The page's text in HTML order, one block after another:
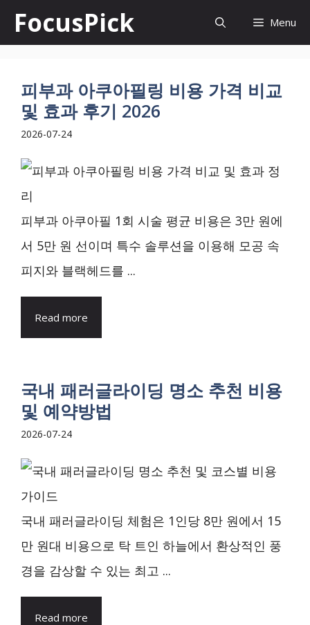
FocusPick Menu
피부과 아쿠아필링 비용 가격 비교
및 효과 후기 2026
2026-07-24
피부과 아쿠아필 1회 시술 평균 비용은 3만 원에
서 5만 원 선이며 특수 솔루션을 이용해 모공 속
피지와 블랙헤드를 ...
Read more
국내 패러글라이딩 명소 추천 비용
및 예약방법
2026-07-24
국내 패러글라이딩 체험은 1인당 8만 원에서 15
만 원대 비용으로 탁 트인 하늘에서 환상적인 풍
경을 감상할 수 있는 최고 ...
Read more